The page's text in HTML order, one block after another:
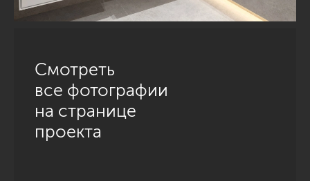
Смотреть
все фотографии
на странице
проекта